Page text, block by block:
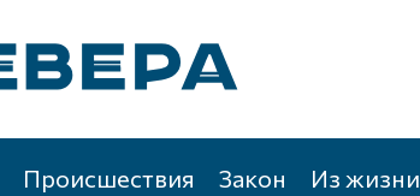
Происшествия Закон Из жизни